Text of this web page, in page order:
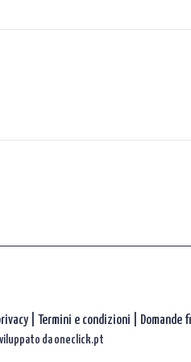
Termini e condizioni | Domande
daoneclick.pt